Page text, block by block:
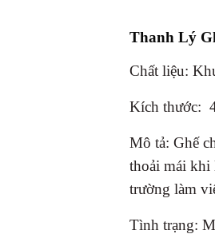
Thanh Lý
Chất liệu:
Kích thước:
Mô tả: Ghế
thoải mái khi
trường làm
Tình trạng: